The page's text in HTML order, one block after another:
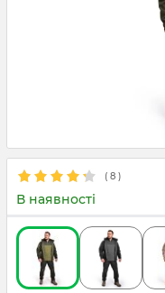
( 8 )
В наявності